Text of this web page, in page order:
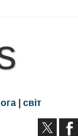
| світ